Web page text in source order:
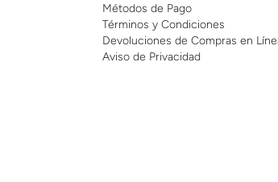
Métodos de Pago
Términos y Condiciones
Devoluciones de Compras en
Aviso de Privacidad